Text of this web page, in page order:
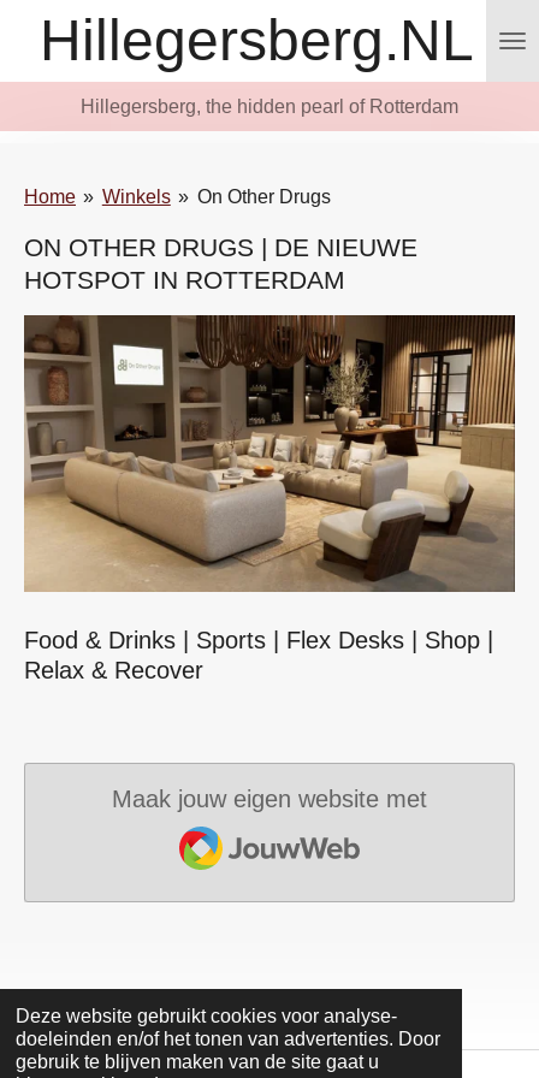
Deze website gebruikt cookies voor analyse-
doeleinden en/of het tonen van advertenties. Door
gebruik te blijven maken van de site gaat u
direct
naar
Hillegersberg.NL
Hillegersberg, the hidden pearl of Rotterdam
Home » Winkels » On Other Drugs
ON OTHER DRUGS | DE NIEUWE
HOTSPOT IN ROTTERDAM
Food & Drinks | Sports | Flex Desks | Shop |
Relax & Recover
Maak jouw eigen website met
JouwWeb